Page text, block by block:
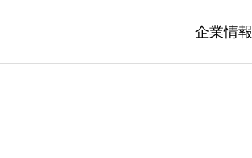
企業情報